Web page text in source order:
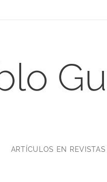
ARTÍCULOS EN